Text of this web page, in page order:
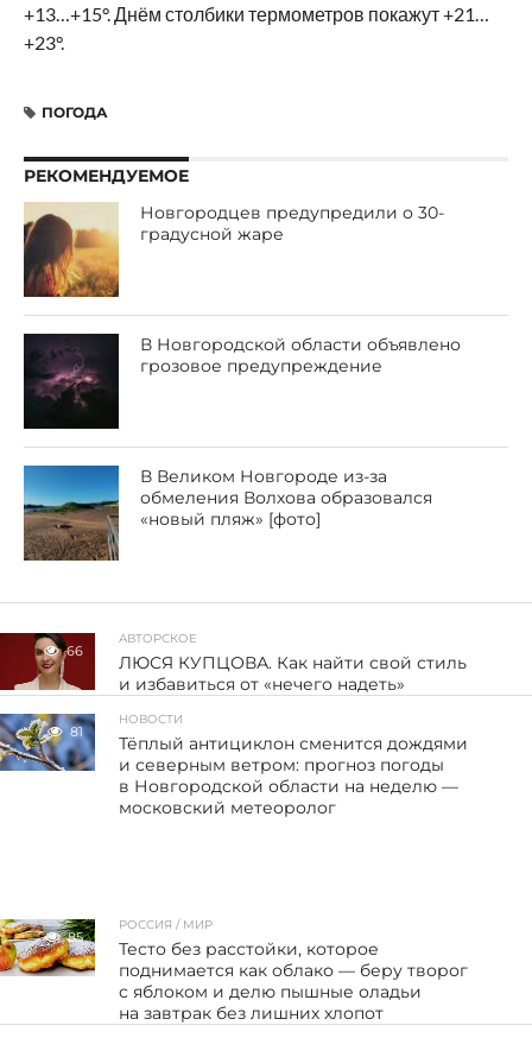
+13…+15°. Днём столбики термометров покажут +21…
+23°.
ПОГОДА
РЕКОМЕНДУЕМОЕ
Новгородцев предупредили о 30-
градусной жаре
В Новгородской области объявлено
грозовое предупреждение
В Великом Новгороде из-за
обмеления Волхова образовался
«новый пляж» [фото]
66
АВТОРСКОЕ
ЛЮСЯ КУПЦОВА. Как найти свой стиль
и избавиться от «нечего надеть»
81
НОВОСТИ
Тёплый антициклон сменится дождями
и северным ветром: прогноз погоды
в Новгородской области на неделю —
московский метеоролог
85
РОССИЯ / МИР
Тесто без расстойки, которое
поднимается как облако — беру творог
с яблоком и делю пышные оладьи
на завтрак без лишних хлопот